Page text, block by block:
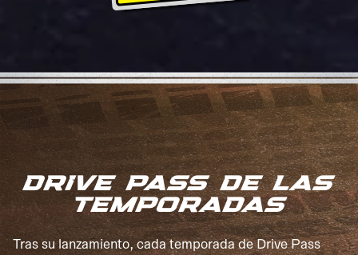
DRIVE PASS DE LAS
TEMPORADAS
Tras su lanzamiento, cada temporada de Drive Pass